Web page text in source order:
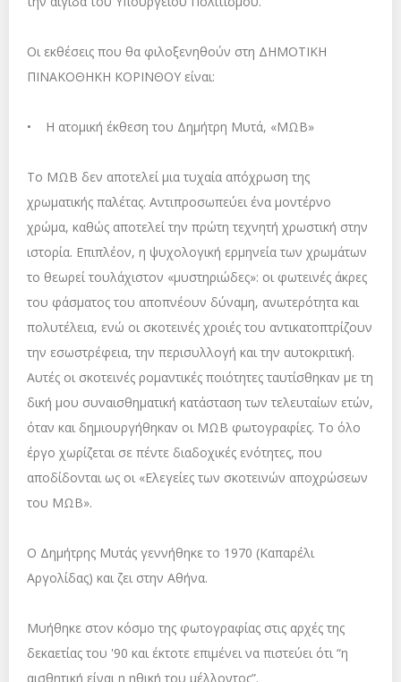
Οι εκθέσεις που θα φιλοξενηθούν στη ΔΗΜΟΤΙΚΗ
ΠΙΝΑΚΟΘΗΚΗ ΚΟΡΙΝΘΟΥ είναι:
• Η ατομική έκθεση του Δημήτρη Μυτά, «ΜΩΒ»
Το ΜΩΒ δεν αποτελεί μια τυχαία απόχρωση της
χρωματικής παλέτας. Αντιπροσωπεύει ένα μοντέρνο
χρώμα, καθώς αποτελεί την πρώτη τεχνητή χρωστική στην
ιστορία. Επιπλέον, η ψυχολογική ερμηνεία των χρωμάτων
το θεωρεί τουλάχιστον «μυστηριώδες»: οι φωτεινές άκρες
του φάσματος του αποπνέουν δύναμη, ανωτερότητα και
πολυτέλεια, ενώ οι σκοτεινές χροιές του αντικατοπτρίζουν
την εσωστρέφεια, την περισυλλογή και την αυτοκριτική.
Αυτές οι σκοτεινές ρομαντικές ποιότητες ταυτίσθηκαν με τη
δική μου συναισθηματική κατάσταση των τελευταίων ετών,
όταν και δημιουργήθηκαν οι ΜΩΒ φωτογραφίες. Το όλο
έργο χωρίζεται σε πέντε διαδοχικές ενότητες, που
αποδίδονται ως οι «Ελεγείες των σκοτεινών αποχρώσεων
του ΜΩΒ».
O Δημήτρης Μυτάς γεννήθηκε το 1970 (Καπαρέλι
Αργολίδας) και ζει στην Αθήνα.
Μυήθηκε στον κόσμο της φωτογραφίας στις αρχές της
δεκαετίας του '90 και έκτοτε επιμένει να πιστεύει ότι “η
αισθητική είναι η ηθική του μέλλοντος”.